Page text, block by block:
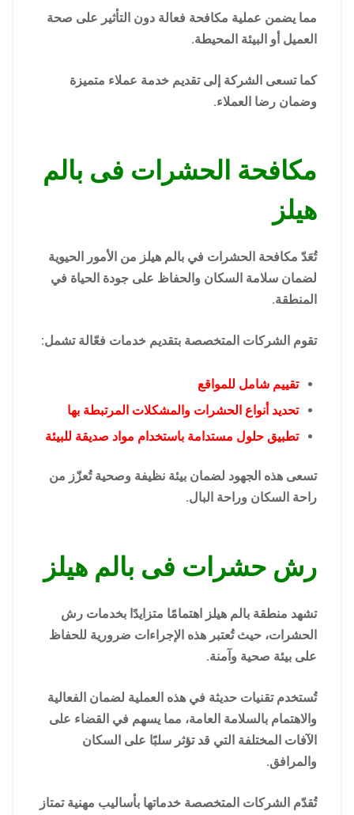
مما يضمن عملية مكافحة فعالة دون التأثير على صحة
العميل أو البيئة المحيطة.
كما تسعى الشركة إلى تقديم خدمة عملاء متميزة
وضمان رضا العملاء.
مكافحة الحشرات فى بالم
هيلز
تُعَدّ مكافحة الحشرات في بالم هيلز من الأمور الحيوية
لضمان سلامة السكان والحفاظ على جودة الحياة في
المنطقة.
تقوم الشركات المتخصصة بتقديم خدمات فعّالة تشمل:
تقييم شامل للمواقع
تحديد أنواع الحشرات والمشكلات المرتبطة بها
تطبيق حلول مستدامة باستخدام مواد صديقة للبيئة
تسعى هذه الجهود لضمان بيئة نظيفة وصحية تُعزّز من
راحة السكان وراحة البال.
رش حشرات فى بالم هيلز
تشهد منطقة بالم هيلز اهتمامًا متزايدًا بخدمات رش
الحشرات، حيث تُعتبر هذه الإجراءات ضرورية للحفاظ
على بيئة صحية وآمنة.
تُستخدم تقنيات حديثة في هذه العملية لضمان الفعالية
والاهتمام بالسلامة العامة، مما يسهم في القضاء على
الآفات المختلفة التي قد تؤثر سلبًا على السكان
والمرافق.
تُقدّم الشركات المتخصصة خدماتها بأساليب مهنية تمتاز